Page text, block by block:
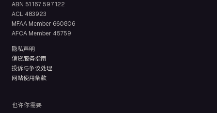
ABN 51 167 597 122
ACL 483923
MFAA Member 660806
AFCA Member 45759
隐私声明
信贷服务指南
投诉与争议处理
网站使用条款
也许你需要